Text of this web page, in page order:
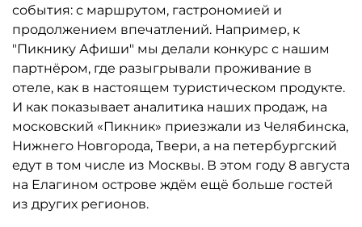
события: с маршрутом, гастрономией и
продолжением впечатлений. Например, к
"Пикнику Афиши" мы делали конкурс с нашим
партнёром, где разыгрывали проживание в
отеле, как в настоящем туристическом продукте.
И как показывает аналитика наших продаж, на
московский «Пикник» приезжали из Челябинска,
Нижнего Новгорода, Твери, а на петербургский
едут в том числе из Москвы. В этом году 8 августа
на Елагином острове ждём ещё больше гостей
из других регионов.